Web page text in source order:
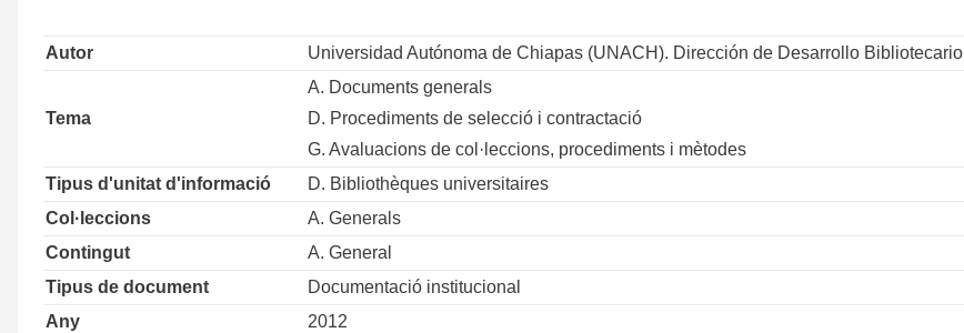
Autor Universidad Autónoma de Chiapas (UNACH). Dirección de Desarrollo Bibliotecario
Tema
A. Documents generals
D. Procediments de selecció i contractació
G. Avaluacions de col·leccions, procediments i mètodes
Tipus d'unitat d'informació
D. Bibliothèques universitaires
Col·leccions
A. Generals
Contingut
A. General
Tipus de document
Documentació institucional
Any
2012